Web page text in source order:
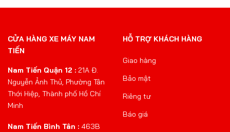
CỬA HÀNG XE MÁY NAM
TIẾN
Nam Tiến Quận 12 : 21A Đ.
Nguyễn Ảnh Thủ, Phường Tân
Thới Hiệp, Thành phố Hồ Chí
Minh
Nam Tiến Bình Tân : 463B
HỖ TRỢ KHÁCH HÀNG
Giao hàng
Bảo mật
Riêng tư
Báo giá